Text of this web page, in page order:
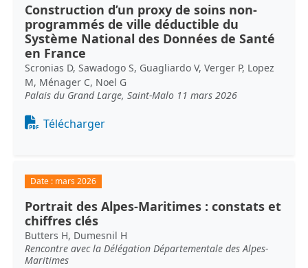
Construction d’un proxy de soins non-
programmés de ville déductible du
Système National des Données de Santé
en France
Scronias D, Sawadogo S, Guagliardo V, Verger P, Lopez
M, Ménager C, Noel G
Palais du Grand Large, Saint-Malo 11 mars 2026
Document
Télécharger
Date : mars 2026
Portrait des Alpes-Maritimes : constats et
chiffres clés
Butters H, Dumesnil H
Rencontre avec la Délégation Départementale des Alpes-
Maritimes